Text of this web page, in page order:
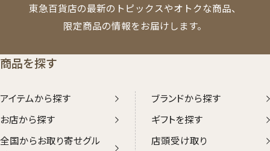
東急百貨店の最新のトピックスやオトクな商品、
限定商品の情報をお届けします。
商品を探す
アイテムから探す
ブランドから探す
お店から探す
ギフトを探す
全国からお取り寄せグル
店頭受け取り